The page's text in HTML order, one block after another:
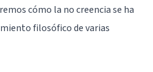
cómo la no creencia se ha
filosófico de varias